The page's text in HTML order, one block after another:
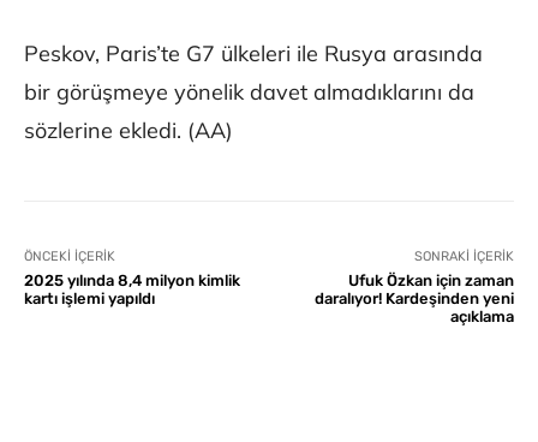
Peskov, Paris’te G7 ülkeleri ile Rusya arasında
bir görüşmeye yönelik davet almadıklarını da
sözlerine ekledi. (AA)
ÖNCEKI İÇERIK
2025 yılında 8,4 milyon kimlik
kartı işlemi yapıldı
SONRAKI İÇERIK
Ufuk Özkan için zaman
daralıyor! Kardeşinden yeni
açıklama